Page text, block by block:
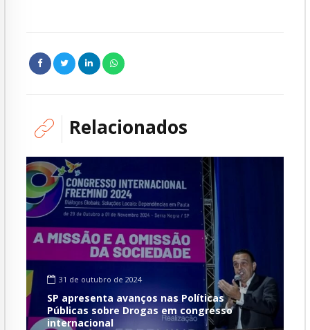
Relacionados
31 de outubro de 2024
SP apresenta avanços nas Políticas
Públicas sobre Drogas em congresso
internacional